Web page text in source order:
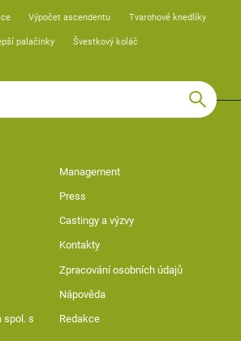
Výpočet ascendentu Tvarohové knedlíky
palačinky Švestkový koláč
Management
Press
Castingy a výzvy
Kontakty
Zpracování osobních údajů
Nápověda
spol. s
Redakce